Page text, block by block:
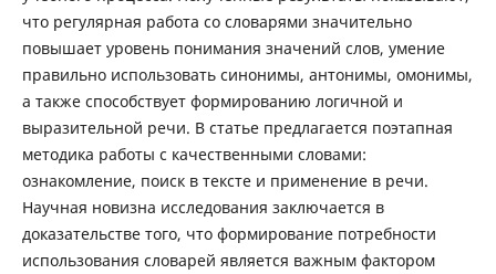
что регулярная работа со словарями значительно
повышает уровень понимания значений слов, умение
правильно использовать синонимы, антонимы, омонимы,
а также способствует формированию логичной и
выразительной речи. В статье предлагается поэтапная
методика работы с качественными словами:
ознакомление, поиск в тексте и применение в речи.
Научная новизна исследования заключается в
доказательстве того, что формирование потребности
использования словарей является важным фактором